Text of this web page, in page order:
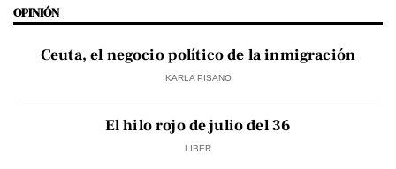
OPINIÓN
Ceuta, el negocio político de la inmigración
KARLA PISANO
El hilo rojo de julio del 36
LIBER